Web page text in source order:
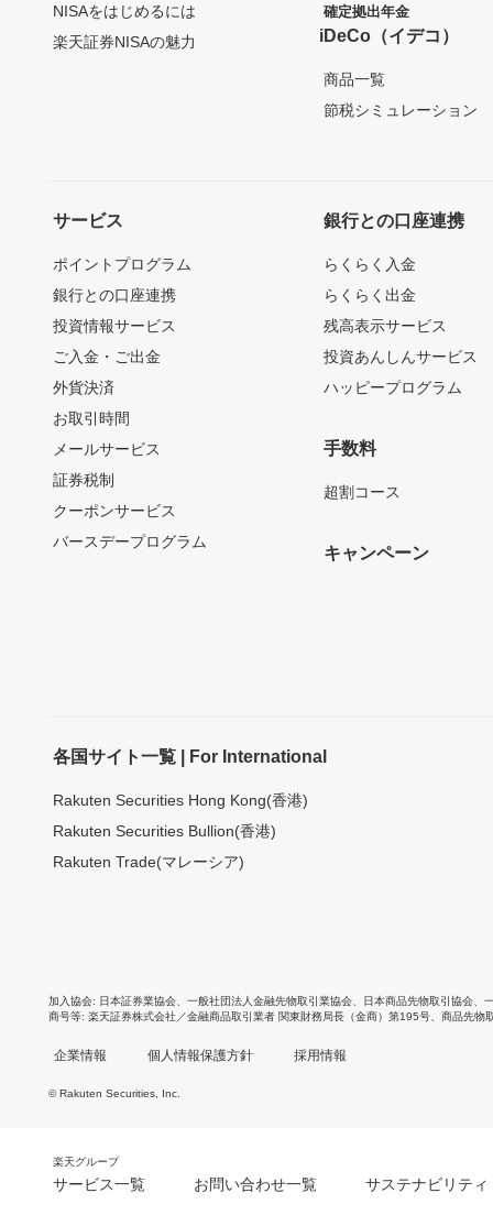
NISAをはじめるには
楽天証券NISAの魅力
確定拠出年金
iDeCo（イデコ）
商品一覧
節税シミュレーション
サービス
ポイントプログラム
銀行との口座連携
投資情報サービス
ご入金・ご出金
外貨決済
お取引時間
メールサービス
証券税制
クーポンサービス
バースデープログラム
銀行との口座連携
らくらく入金
らくらく出金
残高表示サービス
投資あんしんサービス
ハッピープログラム
手数料
超割コース
キャンペーン
各国サイト一覧 | For International
Rakuten Securities Hong Kong(香港)
Rakuten Securities Bullion(香港)
Rakuten Trade(マレーシア)
加入協会 日本証券業協会 一般社団法人金融先物取引業協会 日本商品先物取引協会
商号等 楽天証券株式会社／金融商品取引業者 関東財務局長（金商）第195号、商品先物
企業情報 個人情報保護方針 採用情報
© Rakuten Securities, Inc.
楽天グループ
サービス一覧 お問い合わせ一覧 サステナビリティ